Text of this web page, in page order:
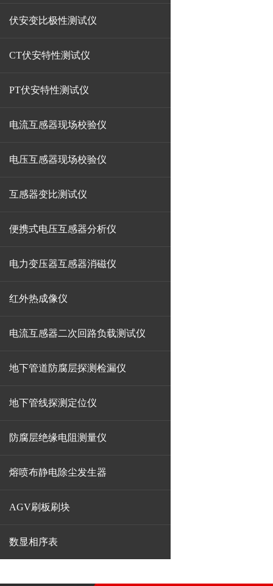
伏安变比极性测试仪
CT伏安特性测试仪
PT伏安特性测试仪
电流互感器现场校验仪
电压互感器现场校验仪
互感器变比测试仪
便携式电压互感器分析仪
电力变压器互感器消磁仪
红外热成像仪
电流互感器二次回路负载测试仪
地下管道防腐层探测检漏仪
地下管线探测定位仪
防腐层绝缘电阻测量仪
熔喷布静电除尘发生器
AGV刷板刷块
数显相序表